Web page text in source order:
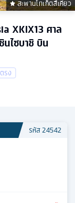
สะพานโทเก็ตสึเคียว
XKIX13 ศาล
นไซบาชิ บิน
รง
รหัส24542